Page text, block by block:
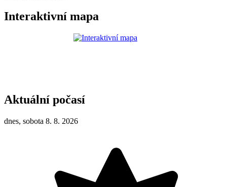
Interaktivní mapa
Aktuální počasí
dnes, sobota 8. 8. 2026